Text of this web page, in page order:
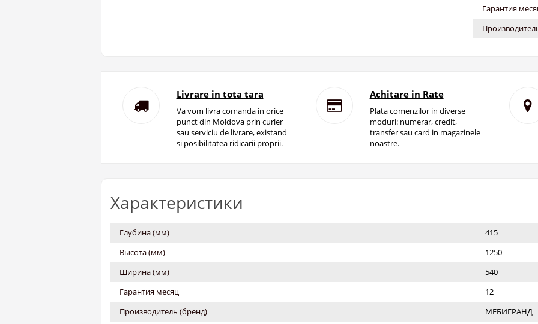
Гарантия
Livrare in tota tara
Va vom livra comanda in orice
punct din Moldova prin curier
sau serviciu de livrare, existand
si posibilitatea ridicarii proprii.
Achitare in Rate
Plata comenzilor in diverse
moduri: numerar, credit,
transfer sau card in magazinele
noastre.
Характеристики
Глубина (мм)
415
Высота (мм)
1250
Ширина (мм)
540
Гарантия месяц
12
Производитель (бренд)
МЕБИГРАНД